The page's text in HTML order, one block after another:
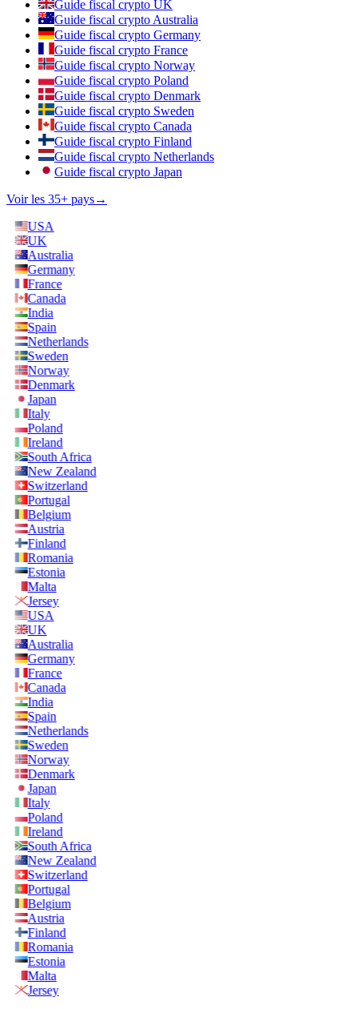
Guide fiscal crypto UK
Guide fiscal crypto Australia
Guide fiscal crypto Germany
Guide fiscal crypto France
Guide fiscal crypto Norway
Guide fiscal crypto Poland
Guide fiscal crypto Denmark
Guide fiscal crypto Sweden
Guide fiscal crypto Canada
Guide fiscal crypto Finland
Guide fiscal crypto Netherlands
Guide fiscal crypto Japan
Voir les 35+ pays→
USA
UK
Australia
Germany
France
Canada
India
Spain
Netherlands
Sweden
Norway
Denmark
Japan
Italy
Poland
Ireland
South Africa
New Zealand
Switzerland
Portugal
Belgium
Austria
Finland
Romania
Estonia
Malta
Jersey
USA
UK
Australia
Germany
France
Canada
India
Spain
Netherlands
Sweden
Norway
Denmark
Japan
Italy
Poland
Ireland
South Africa
New Zealand
Switzerland
Portugal
Belgium
Austria
Finland
Romania
Estonia
Malta
Jersey